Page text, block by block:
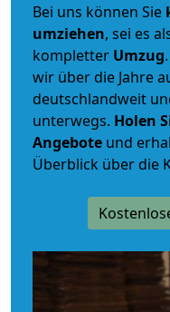
Bei uns können Sie
umziehen, sei es
kompletter Umzug
wir über die Jahre
deutschlandweit
unterwegs. Holen
Angebote und
Überblick über die